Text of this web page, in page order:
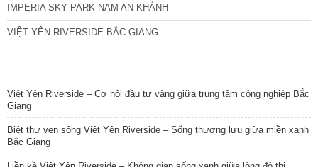
IMPERIA SKY PARK NAM AN KHÁNH
VIỆT YÊN RIVERSIDE BẮC GIANG
Việt Yên Riverside – Cơ hội đầu tư vàng giữa trung tâm công nghiệp Bắc
Giang
Biệt thự ven sông Việt Yên Riverside – Sống thượng lưu giữa miền xanh
Bắc Giang